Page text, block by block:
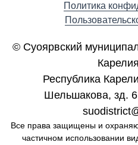
Политика
© Суоярвский
Республика
Шельшакова, зд.
Все права защищены и
частичном использовании